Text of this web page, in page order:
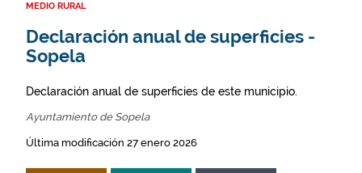
MEDIO RURAL
Declaración anual de superficies -
Sopela
Declaración anual de superficies de este municipio.
Ayuntamiento de Sopela
Última modificación 27 enero 2026